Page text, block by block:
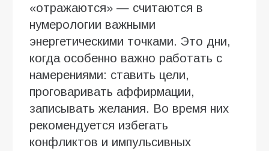
«отражаются» — считаются в
нумерологии важными
энергетическими точками. Это дни,
когда особенно важно работать с
намерениями: ставить цели,
проговаривать аффирмации,
записывать желания. Во время них
рекомендуется избегать
конфликтов и импульсивных